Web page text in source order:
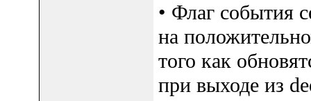
• Флаг события
на
того как
при выходе из